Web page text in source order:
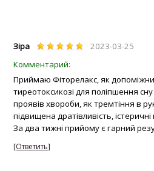
Зіра 2023-03-25
Приймаю Фіторелакс, як
тиреотоксикозі для поліпшення
проявів хвороби, як тремтіння в
підвищена дратівливість,
За два тижні прийому є гарний